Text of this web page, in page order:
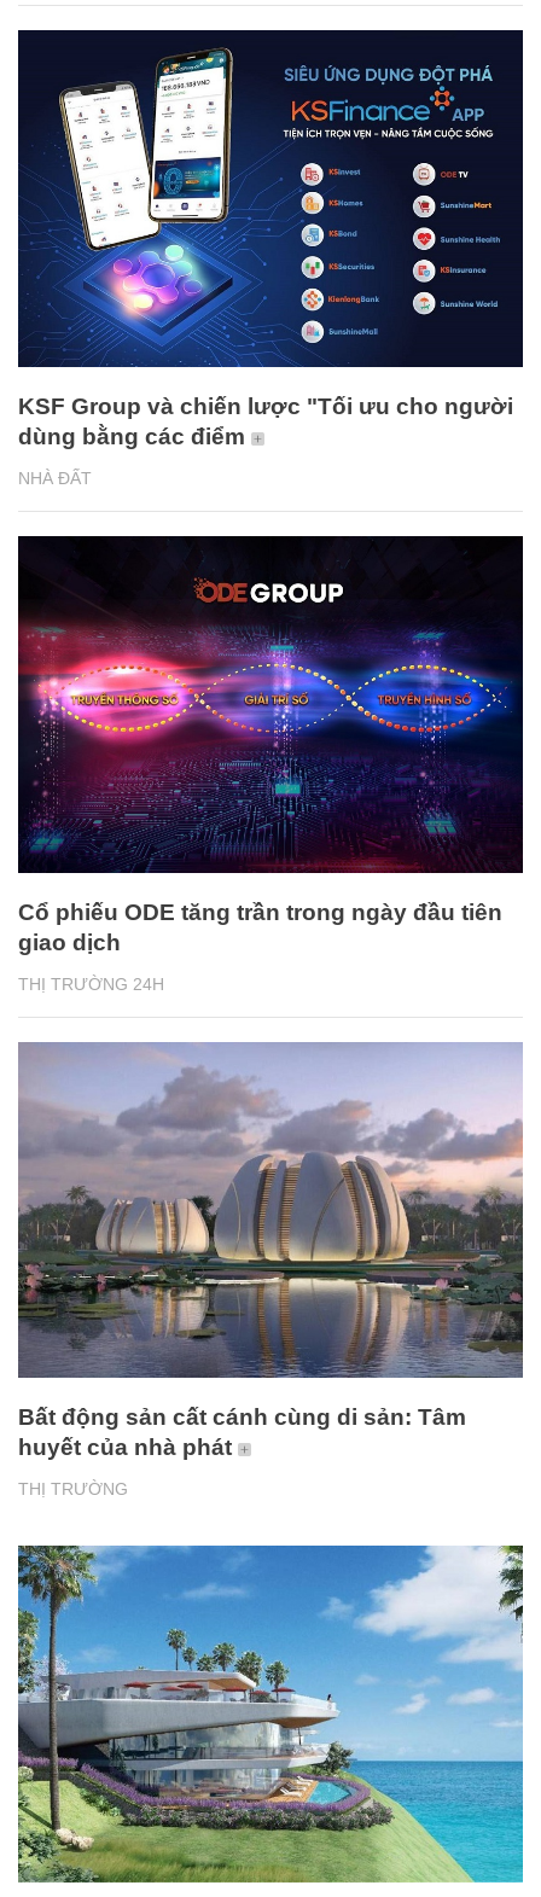
NHÀ ĐẤT
KSF Group và chiến lược "Tối ưu cho người
dùng bằng các điểm
THỊ TRƯỜNG 24H
Cổ phiếu ODE tăng trần trong ngày đầu tiên
giao dịch
THỊ TRƯỜNG
Bất động sản cất cánh cùng di sản: Tâm
huyết của nhà phát